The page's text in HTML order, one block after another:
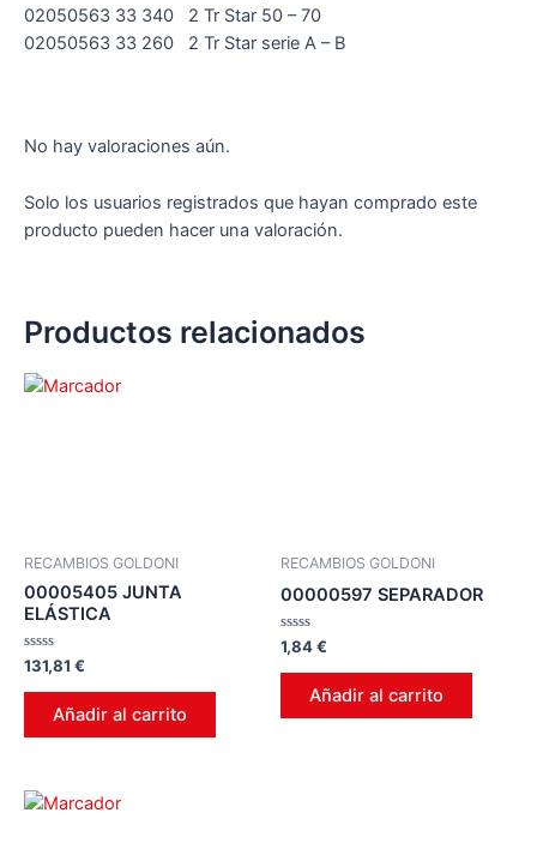
02050563 33 340 2 Tr Star 50 – 70
02050563 33 260 2 Tr Star serie A – B
No hay valoraciones aún.
Solo los usuarios registrados que hayan comprado este
producto pueden hacer una valoración.
Productos relacionados
RECAMBIOS GOLDONI
00005405 JUNTA
ELÁSTICA
Valorado
en
0
131,81 €
Añadir al carrito
RECAMBIOS GOLDONI
00000597 SEPARADOR
Valorado
en
0
1,84€
Añadir al carrito